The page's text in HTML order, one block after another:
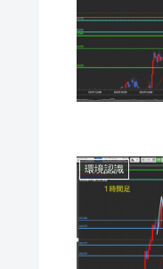
環境認識